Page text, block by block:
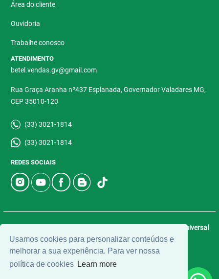
Usamos cookies para personalizar conteúdos e
melhorar a sua experiência. Para ver nossa
política de cookies Learn more
Área do cliente
Ouvidoria
Trabalhe conosco
ATENDIMENTO
betel.vendas.gv@gmail.com
Rua Graça Aranha nº437 Esplanada, Governador Valadares MG,
CEP 35010-120
(33) 3021-1814
(33) 3021-1814
REDES SOCIAIS
Universal
Software.